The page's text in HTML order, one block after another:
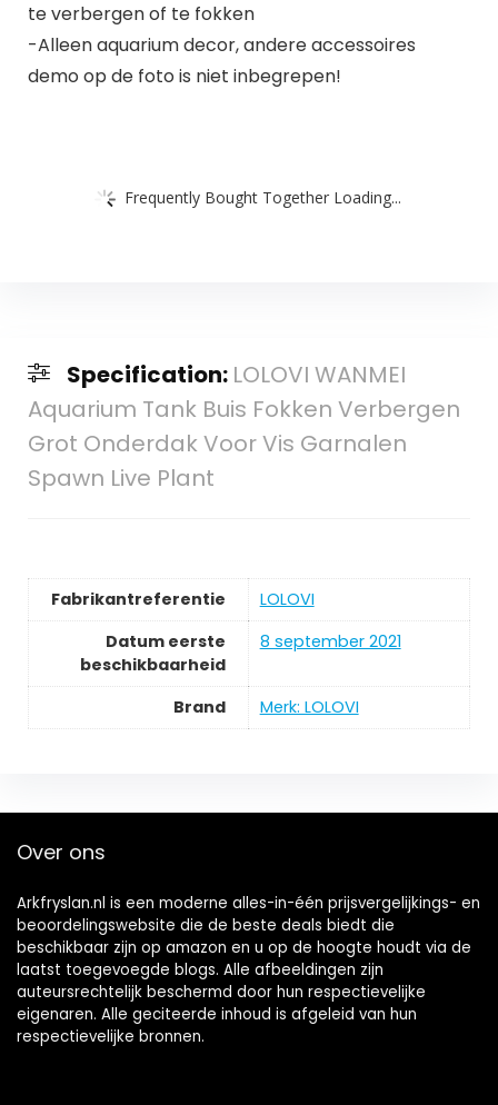
te verbergen of te fokken
-Alleen aquarium decor, andere accessoires
demo op de foto is niet inbegrepen!
Frequently Bought Together Loading...
Specification: LOLOVI WANMEI
Aquarium Tank Buis Fokken Verbergen
Grot Onderdak Voor Vis Garnalen
Spawn Live Plant
Fabrikantreferentie
LOLOVI
Datum eerste
beschikbaarheid
8 september 2021
Brand Merk: LOLOVI
Over ons
Arkfryslan.nl is een moderne alles-in-één prijsvergelijkings- en
beoordelingswebsite die de beste deals biedt die
beschikbaar zijn op amazon en u op de hoogte houdt via de
laatst toegevoegde blogs. Alle afbeeldingen zijn
auteursrechtelijk beschermd door hun respectievelijke
eigenaren. Alle geciteerde inhoud is afgeleid van hun
respectievelijke bronnen.